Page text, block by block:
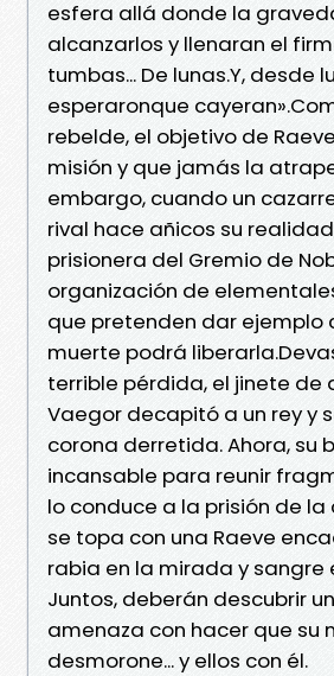
esfera allá donde la
alcanzarlos y llenaran el
tumbas... De lunas.Y, desde
esperaronque
rebelde, el objetivo de
misión y que jamás la
embargo, cuando un
rival hace añicos su
prisionera del Gremio de
organización de
que pretenden dar ejemplo
muerte podrá
terrible pérdida, el jinete de
Vaegor decapitó a un rey y
corona derretida. Ahora, su
incansable para reunir
lo conduce a la prisión de
se topa con una Raeve
rabia en la mirada y sangre
Juntos, deberán descubrir
amenaza con hacer que su
desmorone... y ellos con él.